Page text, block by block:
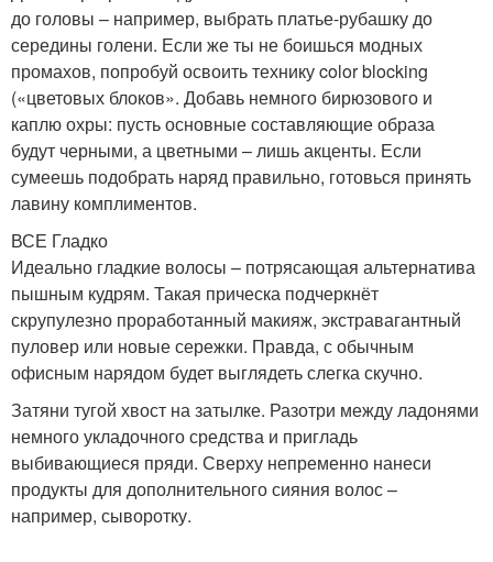
до головы – например, выбрать платье-рубашку до
середины голени. Если же ты не боишься модных
промахов, попробуй освоить технику color blocking
(«цветовых блоков». Добавь немного бирюзового и
каплю охры: пусть основные составляющие образа
будут черными, а цветными – лишь акценты. Если
сумеешь подобрать наряд правильно, готовься принять
лавину комплиментов.
ВСЕ Гладко
Идеально гладкие волосы – потрясающая альтернатива
пышным кудрям. Такая прическа подчеркнёт
скрупулезно проработанный макияж, экстравагантный
пуловер или новые сережки. Правда, с обычным
офисным нарядом будет выглядеть слегка скучно.
Затяни тугой хвост на затылке. Разотри между ладонями
немного укладочного средства и пригладь
выбивающиеся пряди. Сверху непременно нанеси
продукты для дополнительного сияния волос –
например, сыворотку.